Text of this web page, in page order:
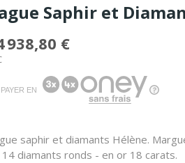
Saphir et
938,80 €
EN
saphir et diamants Hélène.
14 diamants ronds - en or 18 carats.